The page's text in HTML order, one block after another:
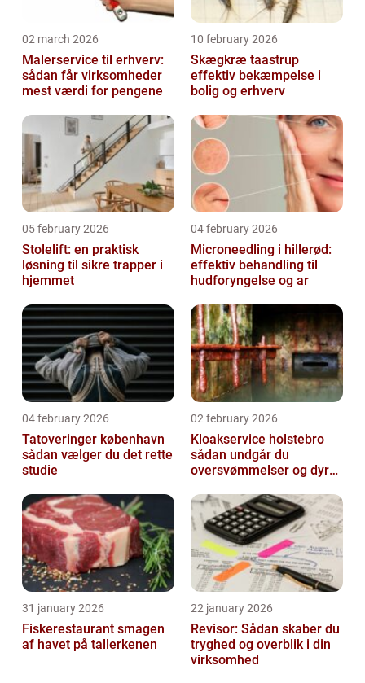
02 march 2026
Malerservice til erhverv:
sådan får virksomheder
mest værdi for pengene
10 february 2026
Skægkræ taastrup
effektiv bekæmpelse i
bolig og erhverv
05 february 2026
Stolelift: en praktisk
løsning til sikre trapper i
hjemmet
04 february 2026
Microneedling i hillerød:
effektiv behandling til
hudforyngelse og ar
04 february 2026
Tatoveringer københavn
sådan vælger du det rette
studie
02 february 2026
Kloakservice holstebro
sådan undgår du
oversvømmelser og dyre
31 january 2026
Fiskerestaurant smagen
af havet på tallerkenen
22 january 2026
Revisor: Sådan skaber du
tryghed og overblik i din
virksomhed